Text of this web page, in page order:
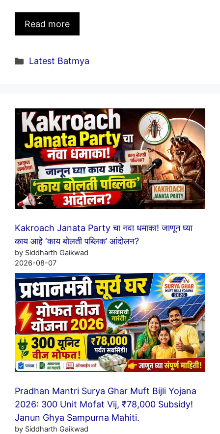
Read more
Categories
Latest Batmya
Kakroach Janata Party चा नवा धमाका! जाणून घ्या
काय आहे ‘काय बोलती पब्लिक’ आंदोलन?
by Siddharth Gaikwad
2026-08-07
Pradhan Mantri Surya Ghar Muft Bijli Yojana
2026: 300 Unit Mofat Vij, ₹78,000 Subsidy!
Janun Ghya Sampurna Mahiti.
by Siddharth Gaikwad